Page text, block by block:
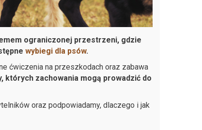
ograniczonej przestrzeni, gdzie
wybiegi dla psów.
ćwiczenia na przeszkodach oraz zabawa
których zachowania mogą prowadzić do
oraz podpowiadamy, dlaczego i jak